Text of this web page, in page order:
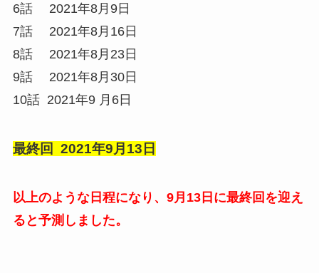
6話 2021年8月9日
7話 2021年8月16日
8話 2021年8月23日
9話 2021年8月30日
10話 2021年9 月6日
最終回 2021年9月13日
以上のような日程になり、9月13日に最終回を迎え
ると予測しました。